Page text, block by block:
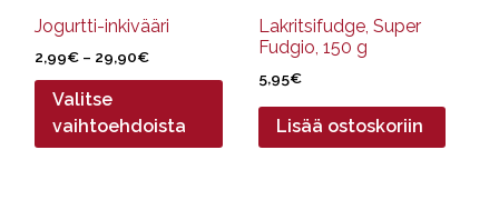
Jogurtti-inkivääri
2,99€ – 29,90€Hintaluokka:
2,99€
29,90€
Valitse
vaihtoehdoista
sivulla.
Lakritsifudge, Super
Fudgio, 150 g
5,95€
Lisää ostoskoriin